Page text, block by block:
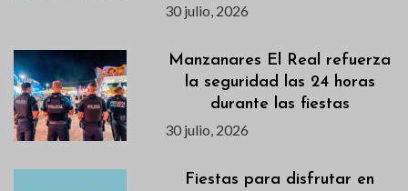
30 julio, 2026
Manzanares El Real refuerza
la seguridad las 24 horas
durante las fiestas
30 julio, 2026
Fiestas para disfrutar en